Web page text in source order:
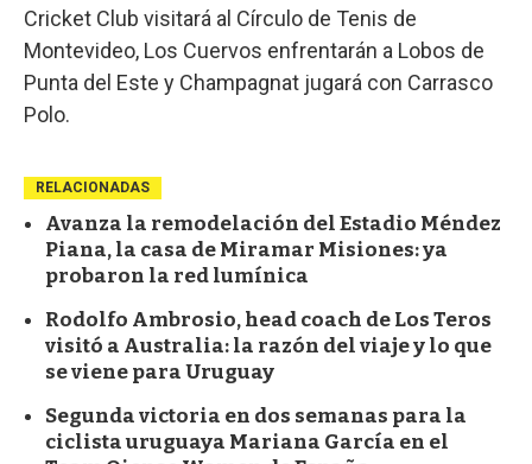
Cricket Club visitará al Círculo de Tenis de
Montevideo, Los Cuervos enfrentarán a Lobos de
Punta del Este y Champagnat jugará con Carrasco
Polo.
RELACIONADAS
Avanza la remodelación del Estadio Méndez
Piana, la casa de Miramar Misiones: ya
probaron la red lumínica
Rodolfo Ambrosio, head coach de Los Teros
visitó a Australia: la razón del viaje y lo que
se viene para Uruguay
Segunda victoria en dos semanas para la
ciclista uruguaya Mariana García en el